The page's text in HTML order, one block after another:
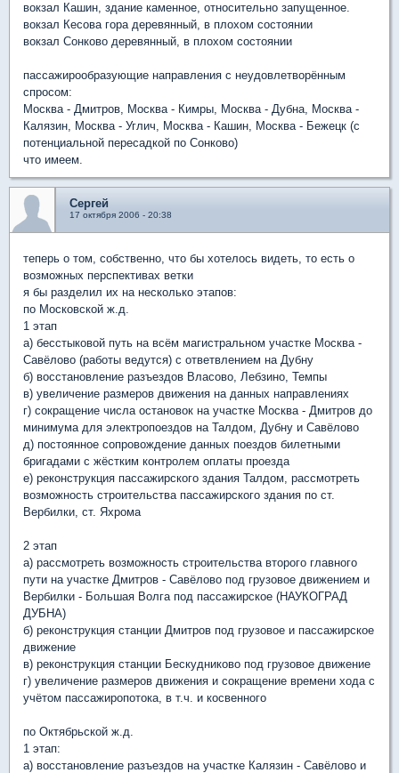
вокзал Кашин, здание каменное, относительно запущенное.
вокзал Кесова гора деревянный, в плохом состоянии
вокзал Сонково деревянный, в плохом состоянии
пассажирообразующие направления с неудовлетворённым
спросом:
Москва - Дмитров, Москва - Кимры, Москва - Дубна, Москва -
Калязин, Москва - Углич, Москва - Кашин, Москва - Бежецк (с
потенциальной пересадкой по Сонково)
что имеем.
Сергей
17 октября 2006 - 20:38
теперь о том, собственно, что бы хотелось видеть, то есть о
возможных перспективах ветки
я бы разделил их на несколько этапов:
по Московской ж.д.
1 этап
а) бесстыковой путь на всём магистральном участке Москва -
Савёлово (работы ведутся) с ответвлением на Дубну
б) восстановление разъездов Власово, Лебзино, Темпы
в) увеличение размеров движения на данных направлениях
г) сокращение числа остановок на участке Москва - Дмитров до
минимума для электропоездов на Талдом, Дубну и Савёлово
д) постоянное сопровождение данных поездов билетными
бригадами с жёстким контролем оплаты проезда
е) реконструкция пассажирского здания Талдом, рассмотреть
возможность строительства пассажирского здания по ст.
Вербилки, ст. Яхрома
2 этап
а) рассмотреть возможность строительства второго главного
пути на участке Дмитров - Савёлово под грузовое движением и
Вербилки - Большая Волга под пассажирское (НАУКОГРАД
ДУБНА)
б) реконструкция станции Дмитров под грузовое и пассажирское
движение
в) реконструкция станции Бескудниково под грузовое движение
г) увеличение размеров движения и сокращение времени хода с
учётом пассажиропотока, в т.ч. и косвенного
по Октябрьской ж.д.
1 этап:
а) восстановление разъездов на участке Калязин - Савёлово и